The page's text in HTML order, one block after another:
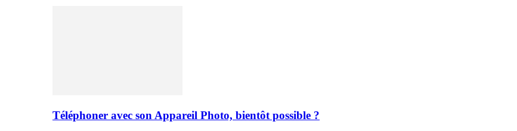
Téléphoner avec son Appareil Photo, bientôt possible ?